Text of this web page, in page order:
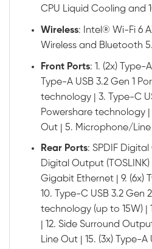
CPU Liquid Cooling and
Wireless: Intel® Wi-Fi 6
Wireless and Bluetooth
Front Ports: 1. (2x) Type-
Type-A USB 3.2 Gen 1
technology | 3. Type-C
Powershare technology
Out | 5. Microphone/Line
Rear Ports: SPDIF
Digital Output (TOSLINK)
Gigabit Ethernet | 9. (6x)
10. Type-C USB 3.2 Gen
technology (up to 15W) |
| 12. Side Surround
Line Out | 15. (3x) Type-A